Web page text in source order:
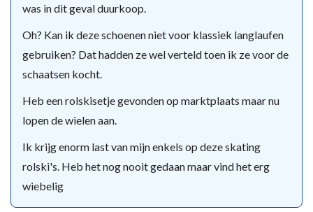
was in dit geval duurkoop.
Oh? Kan ik deze schoenen niet voor klassiek langlaufen
gebruiken? Dat hadden ze wel verteld toen ik ze voor de
schaatsen kocht.
Heb een rolskisetje gevonden op marktplaats maar nu
lopen de wielen aan.
Ik krijg enorm last van mijn enkels op deze skating
rolski's. Heb het nog nooit gedaan maar vind het erg
wiebelig